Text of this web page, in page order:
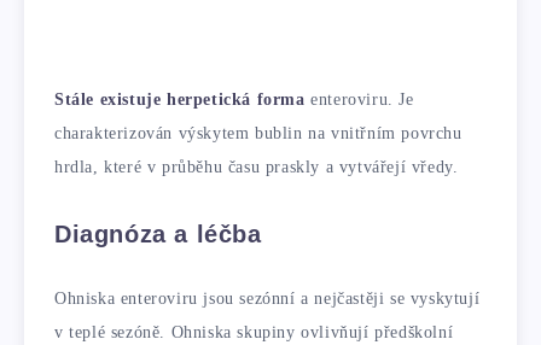
Stále existuje herpetická forma enteroviru. Je
charakterizován výskytem bublin na vnitřním povrchu
hrdla, které v průběhu času praskly a vytvářejí vředy.
Diagnóza a léčba
Ohniska enteroviru jsou sezónní a nejčastěji se vyskytují
v teplé sezóně. Ohniska skupiny ovlivňují předškolní